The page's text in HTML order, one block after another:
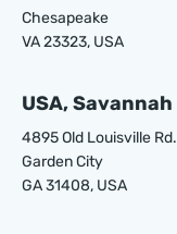
Chesapeake
VA 23323, USA
USA, Savannah
4895 Old Louisville Rd.
Garden City
GA 31408, USA